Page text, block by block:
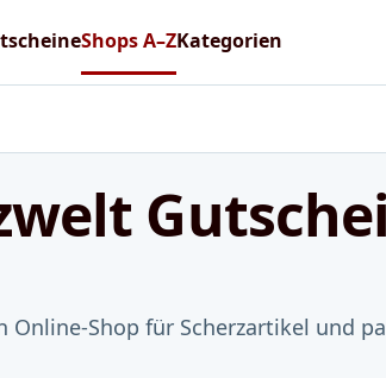
Shops A–ZKategorien
Online-Shop für Scherzartikel und